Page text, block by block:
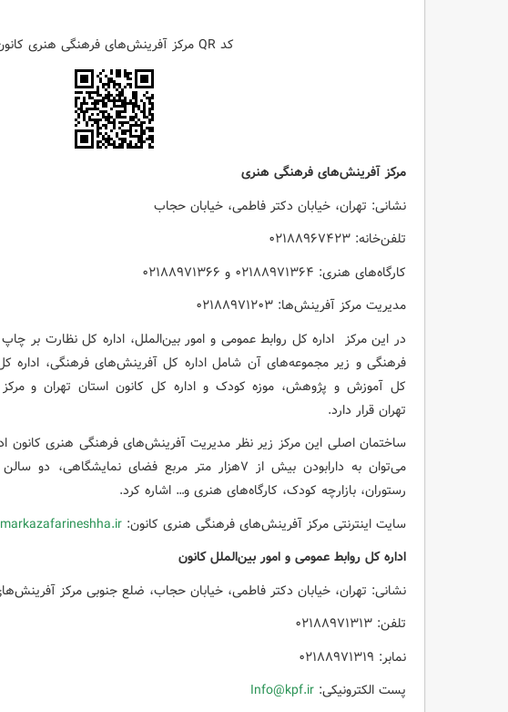
کد QR مرکز آفرینش‌های فرهنگی هنری کانون
مرکز آفرینش‌های فرهنگی هنری
نشانی: تهران، خیابان دکتر فاطمی، خیابان حجاب
تلفن‌خانه: ۰۲۱۸۸۹۶۷۴۲۳
کارگاه‌های هنری: ۸۸۹۷۱۳۶۴
۰۲۱ و ۸۸۹۷۱۳۶۶
۰۲۱
مدیریت مرکز آفرینش‌ها: ۰۲۱۸۸۹۷۱۲۰۳
در این مرکز اداره کل روابط عمومی و امور بین‌الملل، اداره کل نظارت بر
فرهنگی و زیر مجموعه‌های آن شامل اداره کل آفرینش‌های فرهنگی، اداره
تهران قرار دارد.
ساختمان اصلی این مرکز زیر نظر مدیریت آفرینش‌های فرهنگی هنری کانون
می‌توان به دارابودن بیش از ۷هزار متر مربع فضای
رستوران، بازارچه کودک، کارگاه‌های هنری و… اشاره کرد.
سایت اینترنتی مرکز آفرینش‌های فرهنگی هنری کانون:
اداره کل روابط عمومی و امور بین‌الملل کانون
نشانی: تهران، خیابان دکتر فاطمی، خیابان حجاب، ضلع جنوبی مرکز
تلفن: ۰۲۱۸۸۹۷۱۳۱۳
نمابر: ۰۲۱۸۸۹۷۱۳۱۹
پست الکترونیکی: Info@kpf.ir